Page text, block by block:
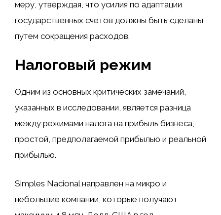
меру, утверждая, что усилия по адаптации
государственных счетов должны быть сделаны
путем сокращения расходов.
Налоговый режим
Одним из основных критических замечаний,
указанных в исследовании, является разница
между режимами налога на прибыль бизнеса,
простой, предполагаемой прибылью и реальной
прибылью.
Simples Nacional направлен на микро и
небольшие компании, которые получают